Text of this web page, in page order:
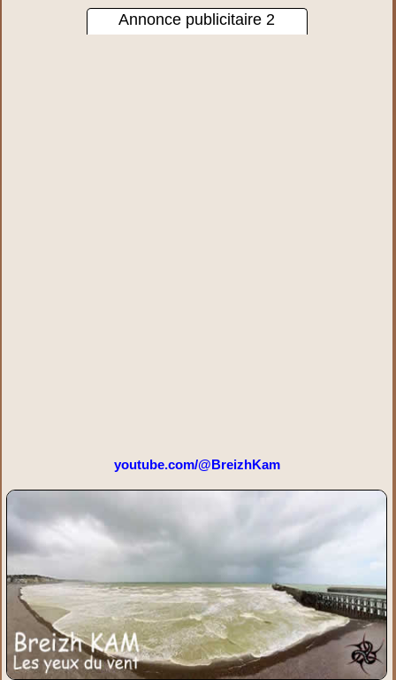
Annonce publicitaire 2
youtube.com/@BreizhKam